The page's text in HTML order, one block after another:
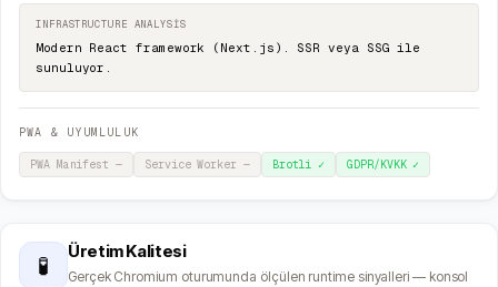
INFRASTRUCTURE ANALYSIS
Modern React framework (Next.js). SSR veya SSG ile
sunuluyor.
PWA & UYUMLULUK
PWA Manifest— Service Worker — Brotli✓ GDPR/KVKK✓
🧪
Üretim Kalitesi
Gerçek Chromium oturumunda ölçülen runtime sinyalleri — konsol